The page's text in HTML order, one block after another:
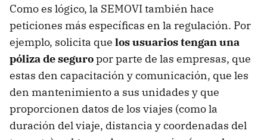
Como es lógico, la SEMOVI también hace
peticiones más específicas en la regulación. Por
ejemplo, solicita que los usuarios tengan una
póliza de seguropor parte de las empresas, que
estas den capacitación y comunicación, que les
den mantenimiento a sus unidades y que
proporcionen datos de los viajes (como la
duración del viaje, distancia y coordenadas del